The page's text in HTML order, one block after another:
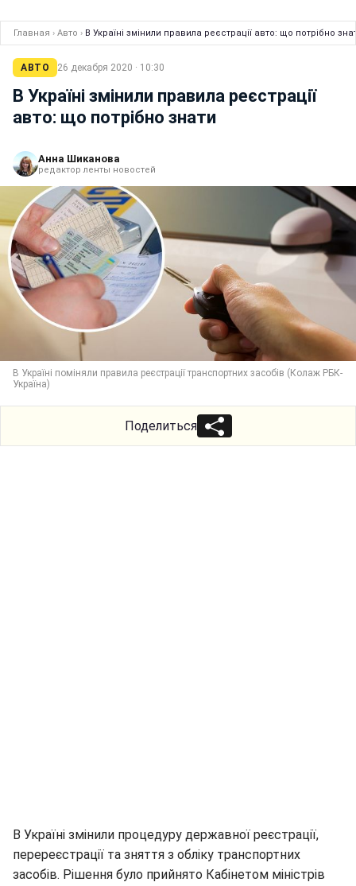
Главная › Авто › В Україні змінили правила реєстрації авто: що потрібно
АВТО 26 декабря 2020 · 10:30
В Україні змінили правила реєстрації
авто: що потрібно знати
Анна Шиканова
редактор ленты новостей
В Україні поміняли правила реєстрації транспортних засобів (Колаж РБК-
Україна)
Поделиться
В Україні змінили процедуру державної реєстрації,
перереєстрації та зняття з обліку транспортних
засобів. Рішення було прийнято Кабінетом міністрів